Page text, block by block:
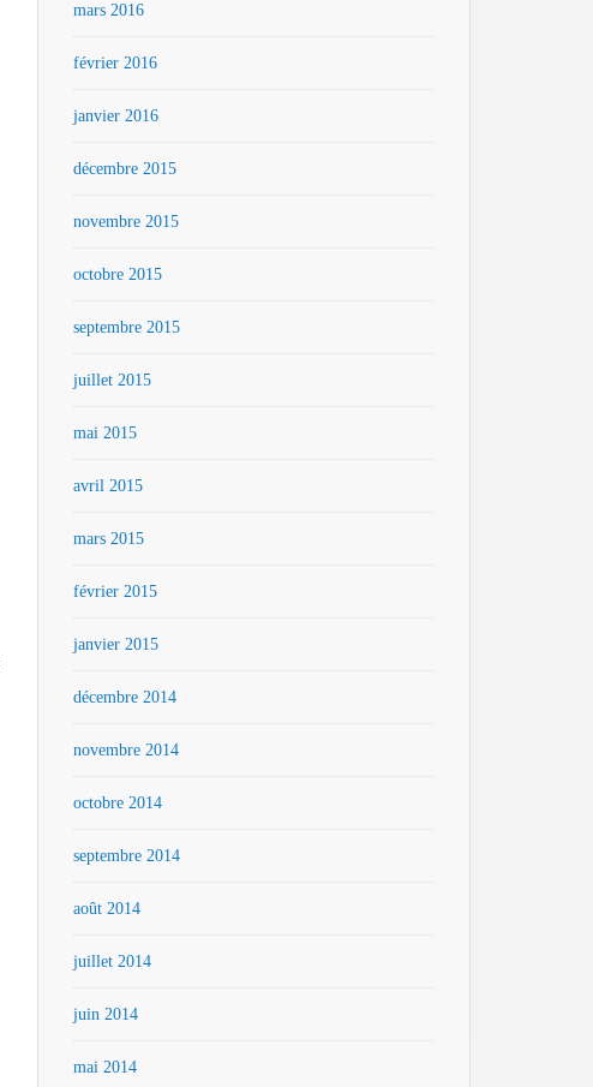
mars 2016
février 2016
janvier 2016
décembre 2015
novembre 2015
octobre 2015
septembre 2015
juillet 2015
mai 2015
avril 2015
mars 2015
février 2015
janvier 2015
décembre 2014
novembre 2014
octobre 2014
septembre 2014
août 2014
juillet 2014
juin 2014
mai 2014